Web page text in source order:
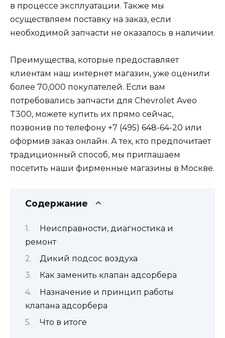
в процессе эксплуатации. Также мы
осуществляем поставку на заказ, если
необходимой запчасти не оказалось в наличии.
Преимущества, которые предоставляет
клиентам наш интернет магазин, уже оценили
более 70,000 покупателей. Если вам
потребовались запчасти для Chevrolet Aveo
T300, можете купить их прямо сейчас,
позвонив по телефону +7 (495) 648-64-20 или
оформив заказ онлайн. А тех, кто предпочитает
традиционный способ, мы приглашаем
посетить наши фирменные магазины в Москве.
Содержание
Неисправности, диагностика и
ремонт
Дикий подсос воздуха
Как заменить клапан адсорбера
Назначение и принцип работы
клапана адсорбера
Что в итоге